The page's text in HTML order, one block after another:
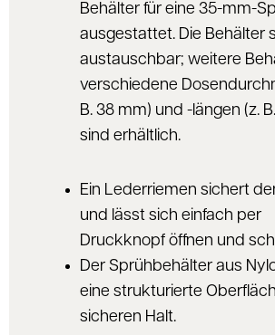
Behälter für eine 35-mm-
ausgestattet. Die Behälter
austauschbar; weitere
verschiedene
B. 38 mm) und -längen (z.
sind erhältlich.
Ein Lederriemen sichert
und lässt sich einfach per
Druckknopf öffnen und
Der Sprühbehälter aus
eine strukturierte
sicheren Halt.